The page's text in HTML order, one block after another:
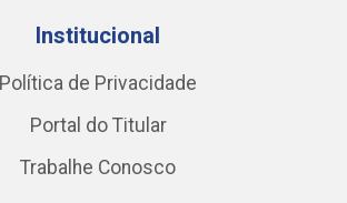
Institucional
Política de Privacidade
Portal do Titular
Trabalhe Conosco